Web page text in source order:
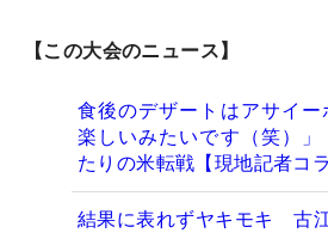
【この大会のニュース】
食後のデザートはアサイ
楽しいみたいです（笑）
たりの米転戦【現地記者コラ
結果に表れずヤキモキ 古